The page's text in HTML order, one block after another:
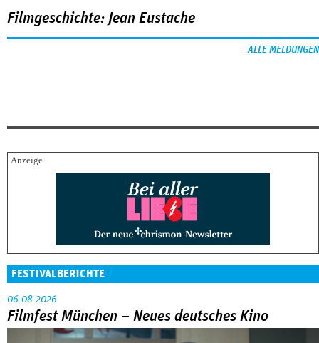
Filmgeschichte: Jean Eustache
ALLE MELDUNGEN
FESTIVALBERICHTE
06.08.2026
Filmfest München – Neues deutsches Kino